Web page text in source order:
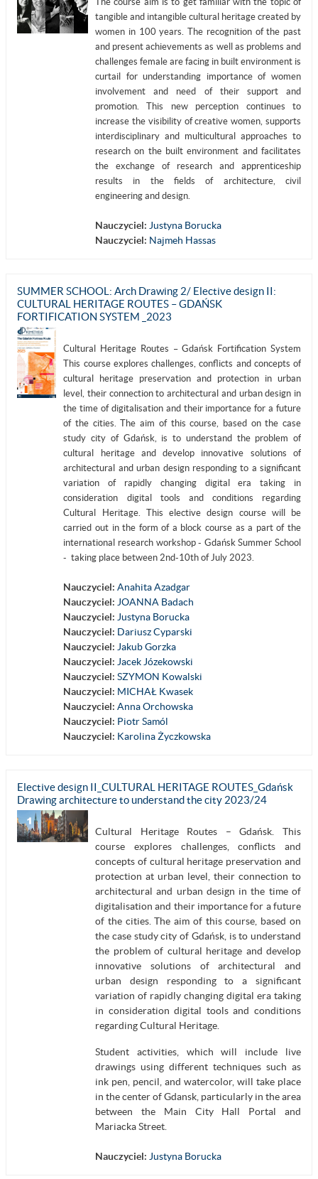
tangible and intangible cultural heritage created by
women in 100 years. The recognition of the past
and present achievements as well as problems and
challenges female are facing in built environment is
curtail for understanding importance of women
involvement and need of their support and
promotion. This new perception continues to
increase the visibility of creative women, supports
interdisciplinary and multicultural approaches to
research on the built environment and facilitates
the exchange of research and apprenticeship
results in the fields of architecture, civil
engineering and design.
Nauczyciel: Justyna Borucka
Nauczyciel: Najmeh Hassas
SUMMER SCHOOL: Arch Drawing 2/ Elective design II:
CULTURAL HERITAGE ROUTES – GDAŃSK
FORTIFICATION SYSTEM _2023
Cultural Heritage Routes – Gdańsk Fortification System
This course explores challenges, conflicts and concepts of
cultural heritage preservation and protection in urban
level, their connection to architectural and urban design in
the time of digitalisation and their importance for a future
of the cities. The aim of this course, based on the case
study city of Gdańsk, is to understand the problem of
cultural heritage and develop innovative solutions of
architectural and urban design responding to a significant
variation of rapidly changing digital era taking in
consideration digital tools and conditions regarding
Cultural Heritage. This elective design course will be
carried out in the form of a block course as a part of the
international research workshop - Gdańsk Summer School
- taking place between 2nd-10th of July 2023.
Nauczyciel:Anahita Azadgar
Nauczyciel: JOANNA Badach
Nauczyciel: Justyna Borucka
Nauczyciel: Dariusz Cyparski
Nauczyciel: Jakub Gorzka
Nauczyciel: Jacek Józekowski
Nauczyciel:SZYMON Kowalski
Nauczyciel: MICHAŁ Kwasek
Nauczyciel:Anna Orchowska
Nauczyciel: Piotr Samól
Nauczyciel: Karolina Życzkowska
Elective design II_CULTURAL HERITAGE ROUTES_Gdańsk
Drawing architecture to understand the city 2023/24
Cultural Heritage Routes – Gdańsk. This
course explores challenges, conflicts and
concepts of cultural heritage preservation and
protection at urban level, their connection to
architectural and urban design in the time of
digitalisation and their importance for a future
of the cities. The aim of this course, based on
the case study city of Gdańsk, is to understand
the problem of cultural heritage and develop
innovative solutions of architectural and
urban design responding to a significant
variation of rapidly changing digital era taking
in consideration digital tools and conditions
regarding Cultural Heritage.
Student activities, which will include live
drawings using different techniques such as
ink pen, pencil, and watercolor, will take place
in the center of Gdansk, particularly in the area
between the Main City Hall Portal and
Mariacka Street.
Nauczyciel: Justyna Borucka